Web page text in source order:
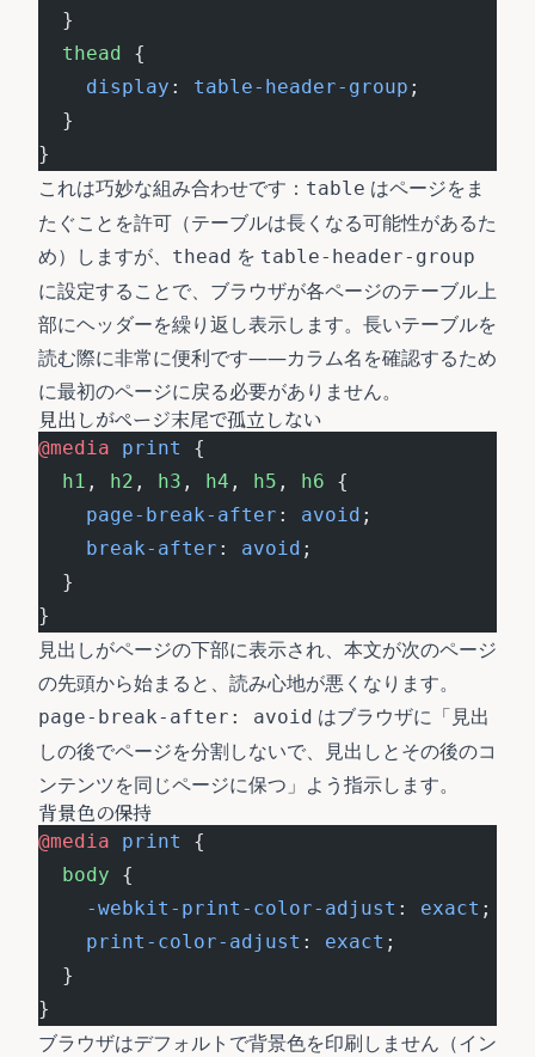
  }
  thead
{
    display
: table-header-group ;
  }
}
これは巧妙な組み合わせです： table はページをま
たぐことを許可（テーブルは長くなる可能性があるた
め）しますが、
thead を table-header-group
に設定することで、ブラウザが各ページのテーブル上
部にヘッダーを繰り返し表示します。長いテーブルを
読む際に非常に便利です——カラム名を確認するため
に最初のページに戻る必要がありません。
見出しがページ末尾で孤立しない
@media print
{
  h1
, h2 , h3 , h4 , h5 , h6 {
    page-break-after
: avoid ;
    break-after
: avoid ;
  }
}
見出しがページの下部に表示され、本文が次のページ
の先頭から始まると、読み心地が悪くなります。
page-break-after: avoid はブラウザに「見出
しの後でページを分割しないで、見出しとその後のコ
ンテンツを同じページに保つ」よう指示します。
背景色の保持
@media print
{
  body
{
    -webkit-print-color-adjust
: exact ;
    print-color-adjust
: exact ;
  }
}
ブラウザはデフォルトで背景色を印刷しません（イン